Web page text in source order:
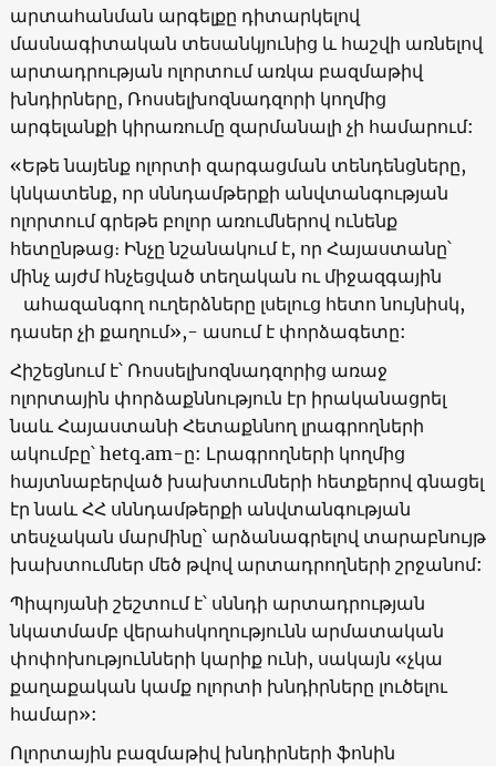
արտահանման արգելքը դիտարկելով
մասնագիտական տեսանկյունից և հաշվի առնելով
արտադրության ոլորտում առկա բազմաթիվ
խնդիրները, Ռոսսելխոզնադզորի կողմից
արգելանքի կիրառումը զարմանալի չի համարում:
«Եթե նայենք ոլորտի զարգացման տենդենցները,
կնկատենք, որ սննդամթերքի անվտանգության
ոլորտում գրեթե բոլոր առումներով ունենք
հետընթաց։ Ինչը նշանակում է, որ Հայաստանը՝
մինչ այժմ հնչեցված տեղական ու միջազգային
ահազանգող ուղերձները լսելուց հետո նույնիսկ,
դասեր չի քաղում»,- ասում է փորձագետը:
Հիշեցնում է՝ Ռոսսելխոզնադզորից առաջ
ոլորտային փորձաքննություն էր իրականացրել
նաև Հայաստանի Հետաքննող լրագրողների
ակումբը՝ hetq.am-ը: Լրագրողների կողմից
հայտնաբերված խախտումների հետքերով գնացել
էր նաև ՀՀ սննդամթերքի անվտանգության
տեսչական մարմինը՝ արձանագրելով տարաբնույթ
խախտումներ մեծ թվով արտադրողների շրջանոմ:
Պիպոյանի շեշտում է՝ սննդի արտադրության
նկատմամբ վերահսկողությունն արմատական
փոփոխությունների կարիք ունի, սակայն «չկա
քաղաքական կամք ոլորտի խնդիրները լուծելու
համար»:
Ոլորտային բազմաթիվ խնդիրների ֆոնին